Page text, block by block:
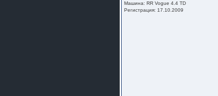
Машина: RR Vogue 4.4 TD
Регистрация: 17.10.2009